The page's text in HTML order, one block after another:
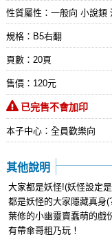
性質屬性：一般向 小說類
規格：B5右翻
頁數：20頁
售價：120元
已完售不會加印
本子中心：全員歡樂向
其他說明
大家都是妖怪!(妖怪設定
都是妖怪的大家隱藏真身
葉修的小幽靈賣蠢萌的戲
有帶傘哥粗乃玩！